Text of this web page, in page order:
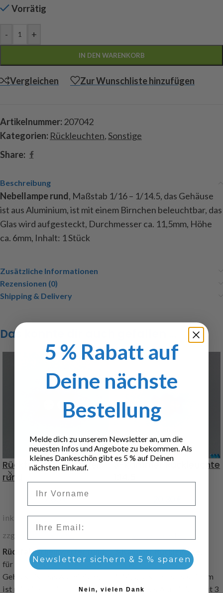
Vorrätig
- +
IN DEN WARENKORB
Vergleichen Zur Wunschliste hinzufügen
Artikelnummer: 207042
Kategorien: Rückleuchten,Sonstige
Share:
Beschreibung
Nebellampe rund, Maßstab 1/16 – 1/14.5, das Gehäuse
ist aus Aluminium, ist mit einem Birnchen beleuchtbar, das
Glas wird aufgesteckt, Durchmesser ca. 11,5mm, Höhe
ca. 6mm, Inhalt: 1 Stück
Zusätzliche Informationen
Rezensionen (0)
Shipping & Delivery
Das könnte dir auch gefallen …
Rückfahrscheinwerfer
rund
7,60€
inkl. 19 % MwSt.
zzgl.
Rückfahrscheinwerfer rund,
für den Maßstab 1:14.5 , das
Gehäuse ist aus Aluminium,
ist mit einem Birnchen
3-Kammer Rückleuchte
inkl. 19 % MwSt.
3-Kammer Rückleuchte
Maßstab 1/16 bis
1/14,5, bestehend aus einem
Gehäuse aus Aluminium mit 3
5 % Rabatt auf
Deine nächste
Bestellung
Melde dich zu unserem Newsletter an, um die
neuesten Infos und Angebote zu bekommen. Als
kleines Dankeschön gibt es 5 % auf Deinen
nächsten Einkauf.
Newsletter sichern & 5 % sparen
Nein, vielen Dank